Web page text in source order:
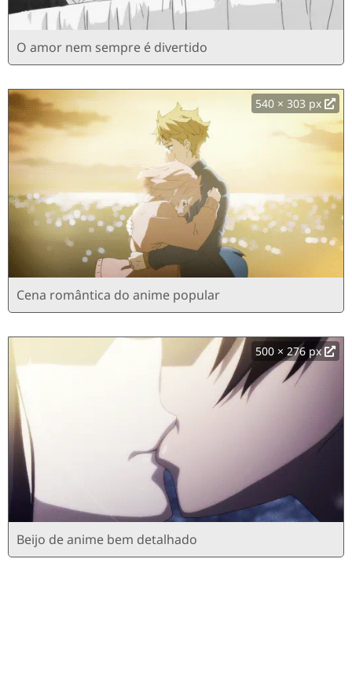
O amor nem sempre é divertido
540 × 303 px
Cena romântica do anime popular
500 × 276 px
Beijo de anime bem detalhado